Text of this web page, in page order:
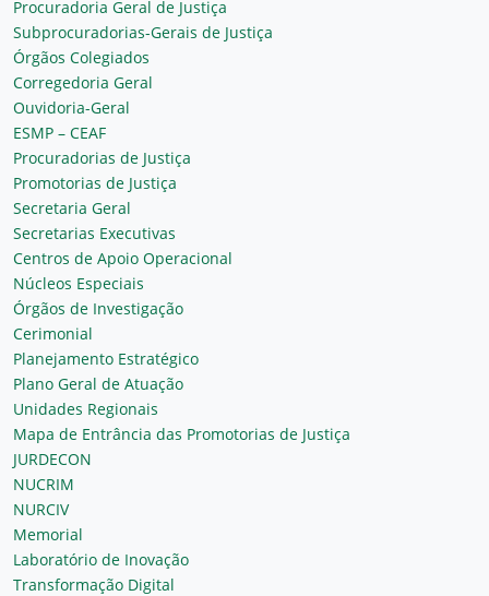
Procuradoria Geral de Justiça
Subprocuradorias-Gerais de Justiça
Órgãos Colegiados
Corregedoria Geral
Ouvidoria-Geral
ESMP – CEAF
Procuradorias de Justiça
Promotorias de Justiça
Secretaria Geral
Secretarias Executivas
Centros de Apoio Operacional
Núcleos Especiais
Órgãos de Investigação
Cerimonial
Planejamento Estratégico
Plano Geral de Atuação
Unidades Regionais
Mapa de Entrância das Promotorias de Justiça
JURDECON
NUCRIM
NURCIV
Memorial
Laboratório de Inovação
Transformação Digital